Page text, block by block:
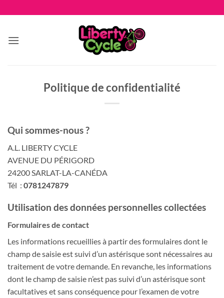
Politique de confidentialité
Qui sommes-nous ?
A.L. LIBERTY CYCLE
AVENUE DU PÉRIGORD
24200 SARLAT-LA-CANÉDA
Tél : 0781247879
Utilisation des données personnelles collectées
Formulaires de contact
Les informations recueillies à partir des formulaires dont le
champ de saisie est suivi d’un astérisque sont nécessaires au
traitement de votre demande. En revanche, les informations
dont le champ de saisie n’est pas suivi d’un astérisque sont
facultatives et sans conséquence pour l’examen de votre